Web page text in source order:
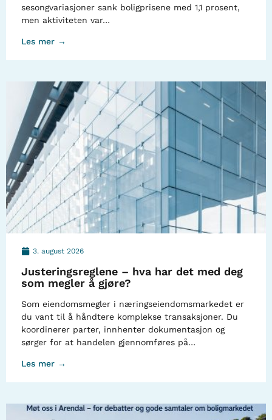
sesongvariasjoner sank boligprisene med 1,1 prosent,
men aktiviteten var…
Les mer →
3. august 2026
Justeringsreglene – hva har det med deg
som megler å gjøre?
Som eiendomsmegler i næringseiendomsmarkedet er
du vant til å håndtere komplekse transaksjoner. Du
koordinerer parter, innhenter dokumentasjon og
sørger for at handelen gjennomføres på…
Les mer →